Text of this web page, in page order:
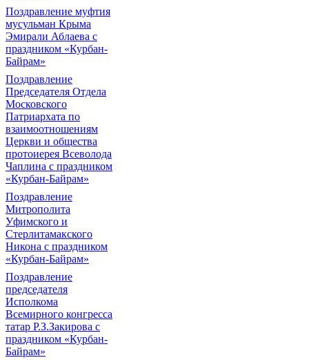
Поздравление муфтия
мусульман Крыма
Эмирали Аблаева с
праздником «Курбан-
Байрам»
Поздравление
Председателя Отдела
Московского
Патриархата по
взаимоотношениям
Церкви и общества
протоиерея Всеволода
Чаплина с праздником
«Курбан-Байрам»
Поздравление
Митрополита
Уфимского и
Стерлитамакского
Никона с праздником
«Курбан-Байрам»
Поздравление
председателя
Исполкома
Всемирного конгресса
татар Р.З.Закирова с
праздником «Курбан-
Байрам»